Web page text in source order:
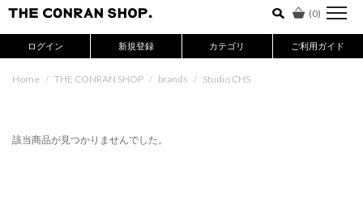
(0)
ログイン 新規登録 カテゴリ ご利用ガイド
Home / THE CONRAN SHOP / brands / Studio CHS
該当商品が見つかりませんでした。